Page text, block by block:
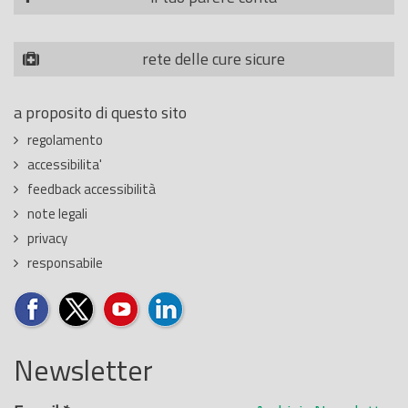
rete delle cure sicure
a proposito di questo sito
regolamento
accessibilita'
feedback accessibilità
note legali
privacy
responsabile
Newsletter